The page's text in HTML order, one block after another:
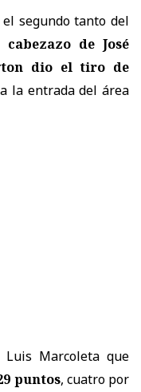
segundo tanto del
de José
dio el tiro de
la entrada del área
Marcoleta que
puntos, cuatro por